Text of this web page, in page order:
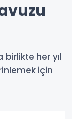
birlikte her yıl
için